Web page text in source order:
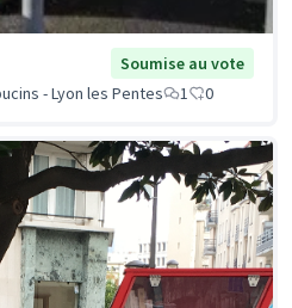
Soumise au vote
- Lyon les Pentes
1 0